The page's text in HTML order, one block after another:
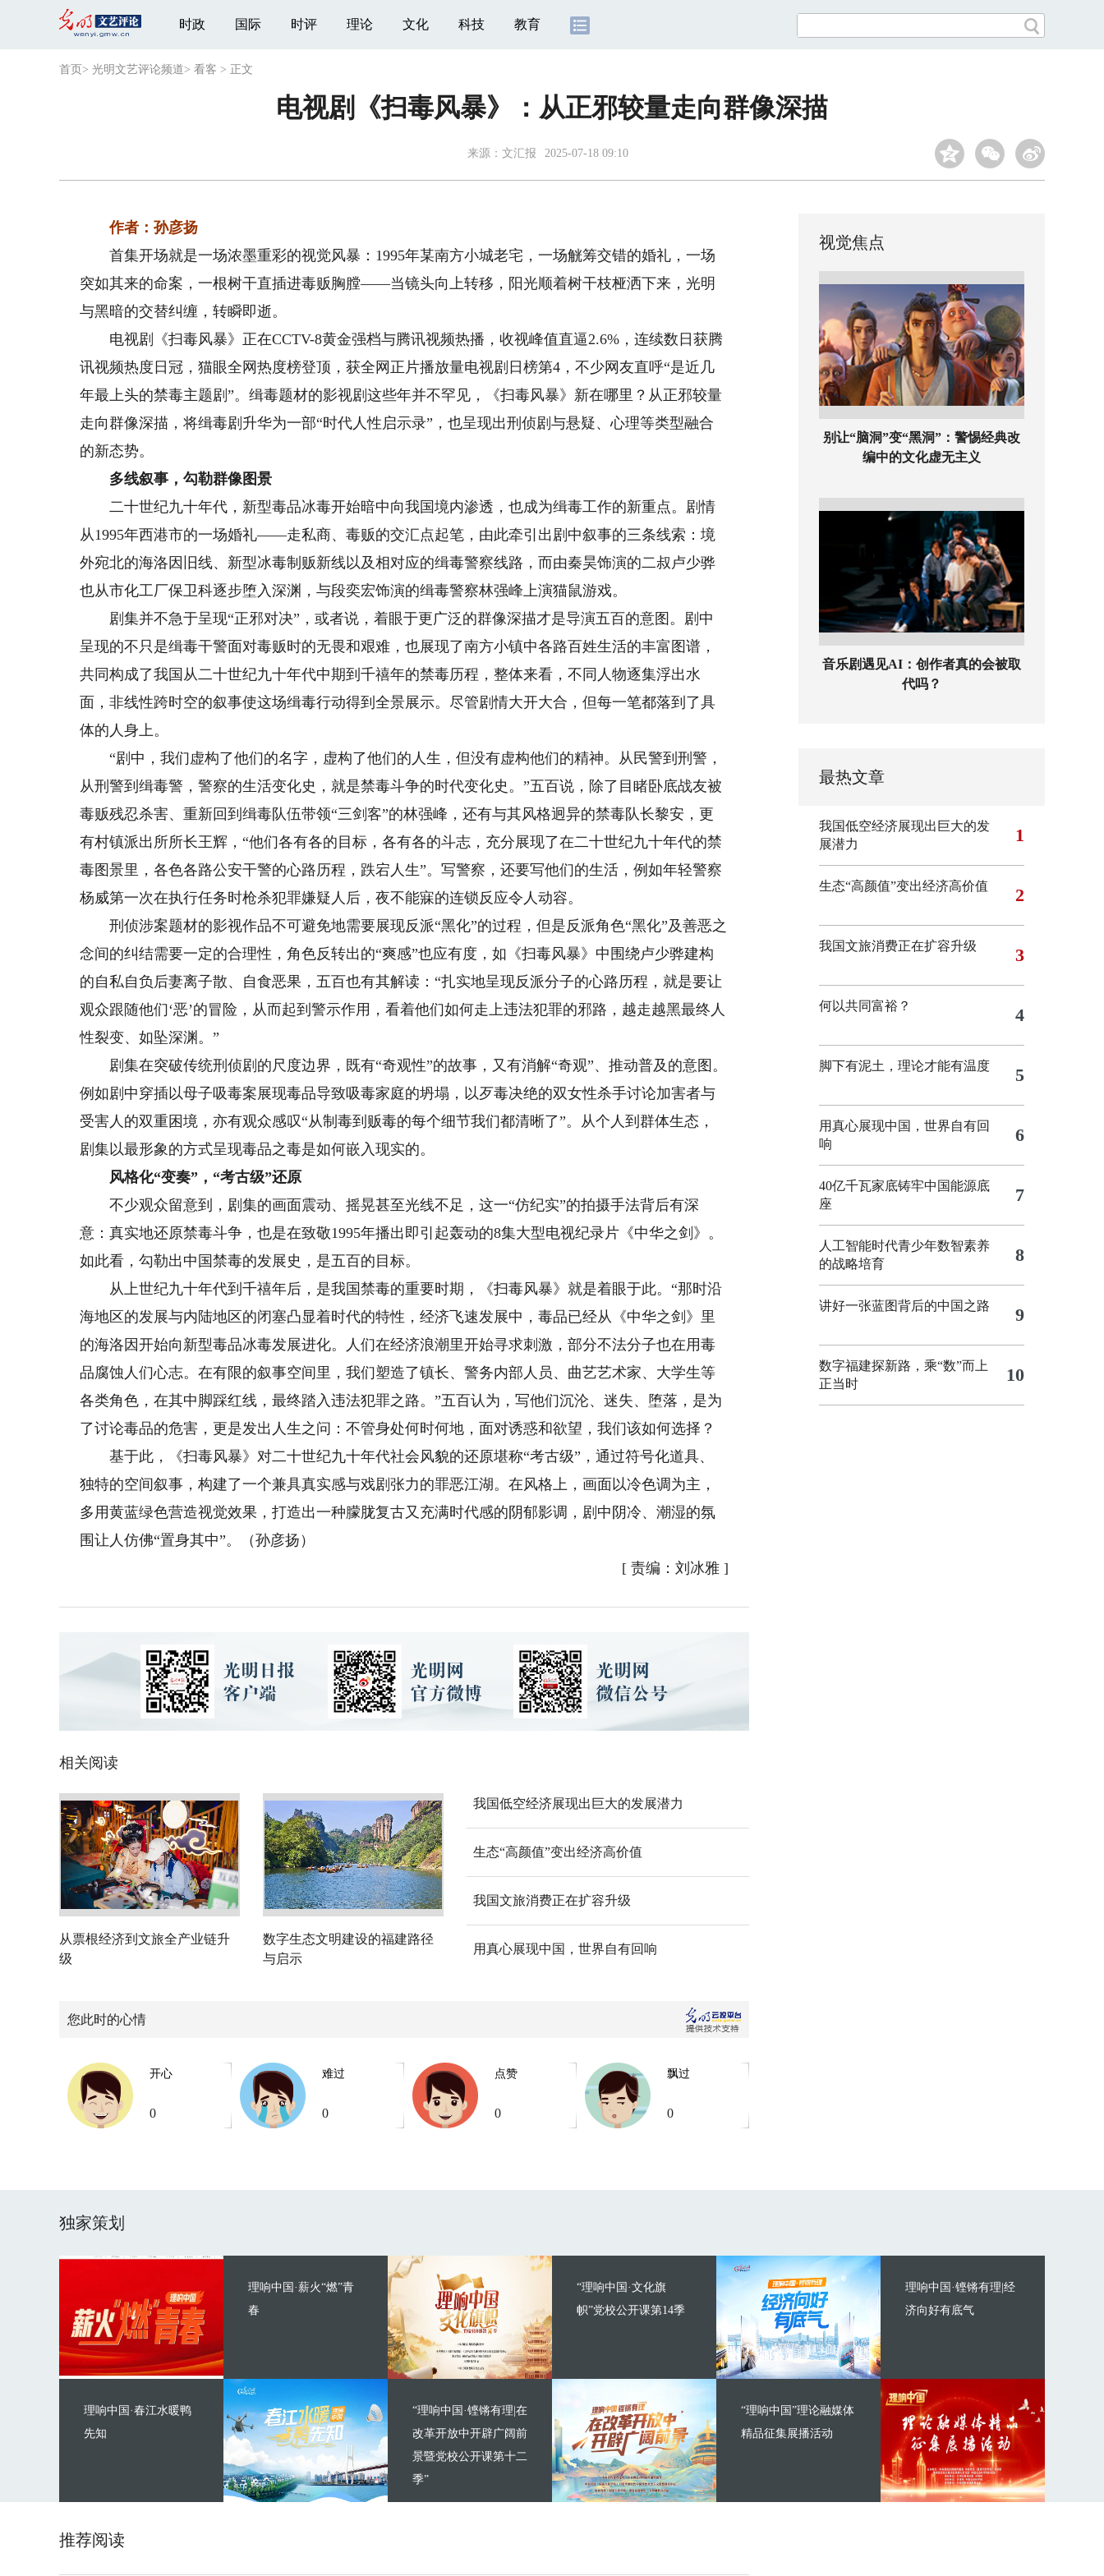
时政 国际 时评 理论 文化 科技 教育
首页 > 光明文艺评论频道> 看客 > 正文
电视剧《扫毒风暴》：从正邪较量走向群像深描
来源： 文汇报 2025-07-18 09:10
作者：孙彦扬
首集开场就是一场浓墨重彩的视觉风暴：1995年某南方小城老宅，一场觥筹交错的婚礼，一场
突如其来的命案，一根树干直插进毒贩胸膛——当镜头向上转移，阳光顺着树干枝桠洒下来，光明
与黑暗的交替纠缠，转瞬即逝。
电视剧《扫毒风暴》正在CCTV-8黄金强档与腾讯视频热播，收视峰值直逼2.6%，连续数日获腾
讯视频热度日冠，猫眼全网热度榜登顶，获全网正片播放量电视剧日榜第4，不少网友直呼“是近几
年最上头的禁毒主题剧”。缉毒题材的影视剧这些年并不罕见，《扫毒风暴》新在哪里？从正邪较量
走向群像深描，将缉毒剧升华为一部“时代人性启示录”，也呈现出刑侦剧与悬疑、心理等类型融合
的新态势。
多线叙事，勾勒群像图景
二十世纪九十年代，新型毒品冰毒开始暗中向我国境内渗透，也成为缉毒工作的新重点。剧情
从1995年西港市的一场婚礼——走私商、毒贩的交汇点起笔，由此牵引出剧中叙事的三条线索：境
外宛北的海洛因旧线、新型冰毒制贩新线以及相对应的缉毒警察线路，而由秦昊饰演的二叔卢少骅
也从市化工厂保卫科逐步堕入深渊，与段奕宏饰演的缉毒警察林强峰上演猫鼠游戏。
剧集并不急于呈现“正邪对决”，或者说，着眼于更广泛的群像深描才是导演五百的意图。剧中
呈现的不只是缉毒干警面对毒贩时的无畏和艰难，也展现了南方小镇中各路百姓生活的丰富图谱，
共同构成了我国从二十世纪九十年代中期到千禧年的禁毒历程，整体来看，不同人物逐集浮出水
面，非线性跨时空的叙事使这场缉毒行动得到全景展示。尽管剧情大开大合，但每一笔都落到了具
体的人身上。
“剧中，我们虚构了他们的名字，虚构了他们的人生，但没有虚构他们的精神。从民警到刑警，
从刑警到缉毒警，警察的生活变化史，就是禁毒斗争的时代变化史。”五百说，除了目睹卧底战友被
毒贩残忍杀害、重新回到缉毒队伍带领“三剑客”的林强峰，还有与其风格迥异的禁毒队长黎安，更
有村镇派出所所长王辉，“他们各有各的目标，各有各的斗志，充分展现了在二十世纪九十年代的禁
毒图景里，各色各路公安干警的心路历程，跌宕人生”。写警察，还要写他们的生活，例如年轻警察
杨威第一次在执行任务时枪杀犯罪嫌疑人后，夜不能寐的连锁反应令人动容。
刑侦涉案题材的影视作品不可避免地需要展现反派“黑化”的过程，但是反派角色“黑化”及善恶之
念间的纠结需要一定的合理性，角色反转出的“爽感”也应有度，如《扫毒风暴》中围绕卢少骅建构
的自私自负后妻离子散、自食恶果，五百也有其解读：“扎实地呈现反派分子的心路历程，就是要让
观众跟随他们‘恶’的冒险，从而起到警示作用，看着他们如何走上违法犯罪的邪路，越走越黑最终人
性裂变、如坠深渊。”
剧集在突破传统刑侦剧的尺度边界，既有“奇观性”的故事，又有消解“奇观”、推动普及的意图。
例如剧中穿插以母子吸毒案展现毒品导致吸毒家庭的坍塌，以歹毒决绝的双女性杀手讨论加害者与
受害人的双重困境，亦有观众感叹“从制毒到贩毒的每个细节我们都清晰了”。从个人到群体生态，
剧集以最形象的方式呈现毒品之毒是如何嵌入现实的。
风格化“变奏”，“考古级”还原
不少观众留意到，剧集的画面震动、摇晃甚至光线不足，这一“仿纪实”的拍摄手法背后有深
意：真实地还原禁毒斗争，也是在致敬1995年播出即引起轰动的8集大型电视纪录片《中华之剑》。
如此看，勾勒出中国禁毒的发展史，是五百的目标。
从上世纪九十年代到千禧年后，是我国禁毒的重要时期，《扫毒风暴》就是着眼于此。“那时沿
海地区的发展与内陆地区的闭塞凸显着时代的特性，经济飞速发展中，毒品已经从《中华之剑》里
的海洛因开始向新型毒品冰毒发展进化。人们在经济浪潮里开始寻求刺激，部分不法分子也在用毒
品腐蚀人们心志。在有限的叙事空间里，我们塑造了镇长、警务内部人员、曲艺艺术家、大学生等
各类角色，在其中脚踩红线，最终踏入违法犯罪之路。”五百认为，写他们沉沦、迷失、堕落，是为
了讨论毒品的危害，更是发出人生之问：不管身处何时何地，面对诱惑和欲望，我们该如何选择？
基于此，《扫毒风暴》对二十世纪九十年代社会风貌的还原堪称“考古级”，通过符号化道具、
独特的空间叙事，构建了一个兼具真实感与戏剧张力的罪恶江湖。在风格上，画面以冷色调为主，
多用黄蓝绿色营造视觉效果，打造出一种朦胧复古又充满时代感的阴郁影调，剧中阴冷、潮湿的氛
围让人仿佛“置身其中”。（孙彦扬）
[ 责编：刘冰雅]
相关阅读
从票根经济到文旅全产业链升
级
数字生态文明建设的福建路径
与启示
我国低空经济展现出巨大的发展潜力
生态“高颜值”变出经济高价值
我国文旅消费正在扩容升级
用真心展现中国，世界自有回响
您此时的心情
开心
0
难过
0
点赞
0
飘过
0
视觉焦点
别让“脑洞”变“黑洞”：警惕经典改
编中的文化虚无主义
音乐剧遇见AI：创作者真的会被取
代吗？
最热文章
我国低空经济展现出巨大的发
展潜力
1
生态“高颜值”变出经济高价值 2
我国文旅消费正在扩容升级 3
何以共同富裕？ 4
脚下有泥土，理论才能有温度 5
用真心展现中国，世界自有回
响
6
40亿千瓦家底铸牢中国能源底
座
7
人工智能时代青少年数智素养
的战略培育
8
讲好一张蓝图背后的中国之路 9
数字福建探新路，乘“数”而上
正当时
10
独家策划
理响中国·薪火“燃”青
春
理响中国·春江水暖鸭
先知
“理响中国·文化旗
帜”党校公开课第14季
“理响中国·铿锵有理|在
改革开放中开辟广阔前
景暨党校公开课第十二
季”
理响中国·铿锵有理|经
济向好有底气
“理响中国”理论融媒体
精品征集展播活动
推荐阅读